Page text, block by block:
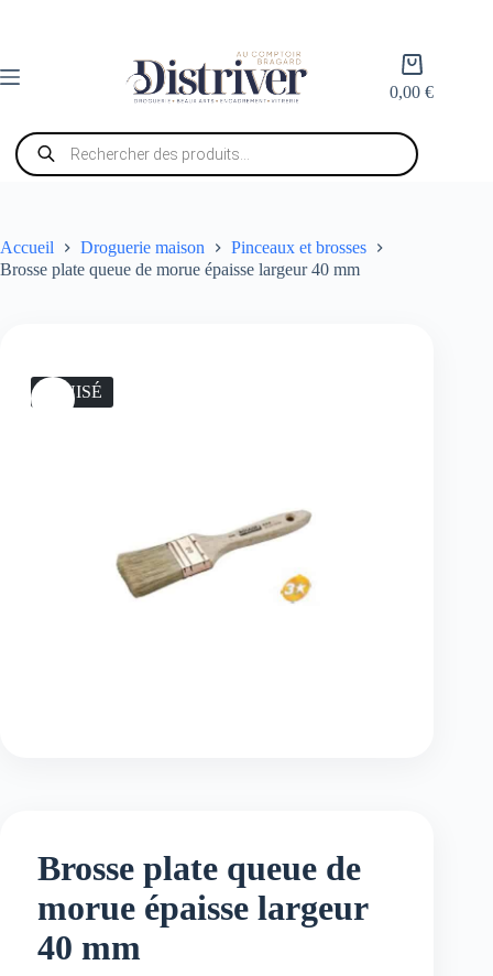
Panier
d’achat
0,00€
Recherche
de
produits
Accueil Droguerie maison
Pinceaux et brosses
Brosse plate queue de morue épaisse largeur 40 mm
ÉPUISÉ
Brosse plate queue de
morue épaisse largeur
40 mm